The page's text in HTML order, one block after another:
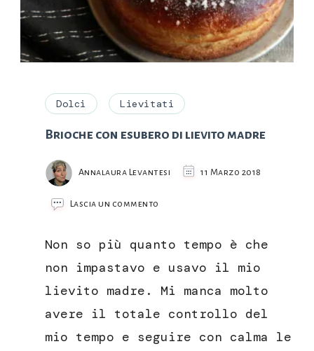
Dolci Lievitati
Brioche con esubero di lievito madre
Annalaura Levantesi 11 Marzo 2018
Lascia un commento
esubero
madre
Non so più quanto tempo è che
non impastavo e usavo il mio
lievito madre. Mi manca molto
avere il totale controllo del
mio tempo e seguire con calma le